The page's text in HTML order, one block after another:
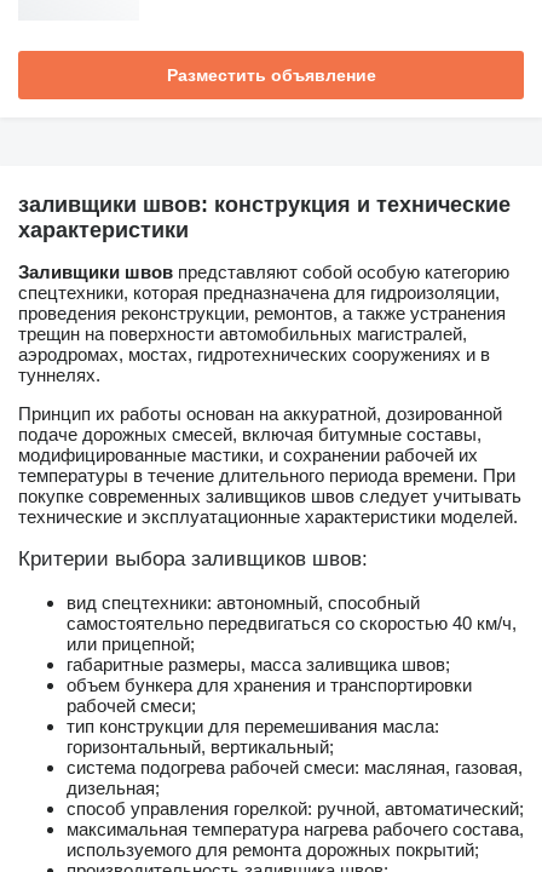
Разместить объявление
заливщики швов: конструкция и технические
характеристики
Заливщики швов представляют собой особую категорию
спецтехники, которая предназначена для гидроизоляции,
проведения реконструкции, ремонтов, а также устранения
трещин на поверхности автомобильных магистралей,
аэродромах, мостах, гидротехнических сооружениях и в
туннелях.
Принцип их работы основан на аккуратной, дозированной
подаче дорожных смесей, включая битумные составы,
модифицированные мастики, и сохранении рабочей их
температуры в течение длительного периода времени. При
покупке современных заливщиков швов следует учитывать
технические и эксплуатационные характеристики моделей.
Критерии выбора заливщиков швов:
вид спецтехники: автономный, способный
самостоятельно передвигаться со скоростью 40 км/ч,
или прицепной;
габаритные размеры, масса заливщика швов;
объем бункера для хранения и транспортировки
рабочей смеси;
тип конструкции для перемешивания масла:
горизонтальный, вертикальный;
система подогрева рабочей смеси: масляная, газовая,
дизельная;
способ управления горелкой: ручной, автоматический;
максимальная температура нагрева рабочего состава,
используемого для ремонта дорожных покрытий;